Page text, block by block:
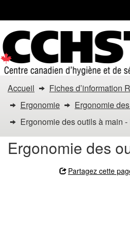
la
Vous
êtes
dans
Ergonomie
Accueil
Fiches d’information
Ergonomie
Ergonomie
Ergonomie des outils à main -
Ergonomie des
Partagez cette